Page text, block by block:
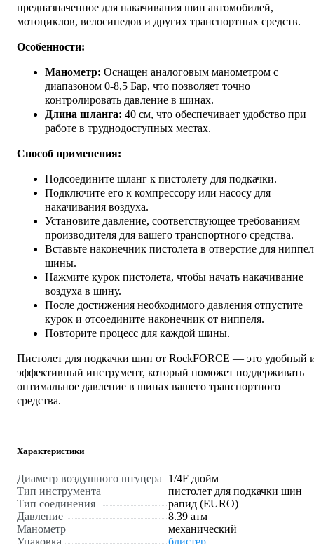
предназначенное для накачивания шин автомобилей,
мотоциклов, велосипедов и других транспортных средств.
Особенности:
Манометр: Оснащен аналоговым манометром с
диапазоном 0-8,5 Бар, что позволяет точно
контролировать давление в шинах.
Длина шланга: 40 см, что обеспечивает удобство при
работе в труднодоступных местах.
Способ применения:
Подсоедините шланг к пистолету для подкачки.
Подключите его к компрессору или насосу для
накачивания воздуха.
Установите давление, соответствующее требованиям
производителя для вашего транспортного средства.
Вставьте наконечник пистолета в отверстие для
шины.
Нажмите курок пистолета, чтобы начать накачивание
воздуха в шину.
После достижения необходимого давления отпустите
курок и отсоедините наконечник от ниппеля.
Повторите процесс для каждой шины.
Пистолет для подкачки шин от RockFORCE — это удобный
эффективный инструмент, который поможет поддерживать
оптимальное давление в шинах вашего транспортного
средства.
Характеристики
Диаметр воздушного штуцера
1/4F дюйм
Тип инструмента
пистолет для подкачки шин
Тип соединения
рапид (EURO)
Давление
8.39 атм
Манометр
механический